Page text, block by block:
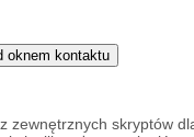
oknem kontaktu
zewnętrznych skryptów